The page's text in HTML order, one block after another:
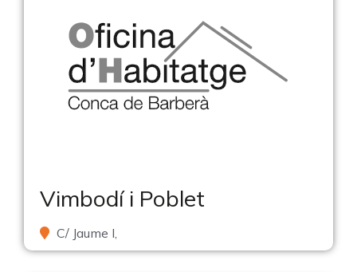
Vimbodí i Poblet
C/ Jaume I,